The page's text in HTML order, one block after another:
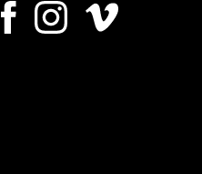
FacebookInstagram
Vimeo